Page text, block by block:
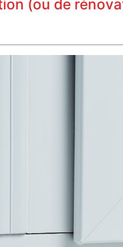
(ou de